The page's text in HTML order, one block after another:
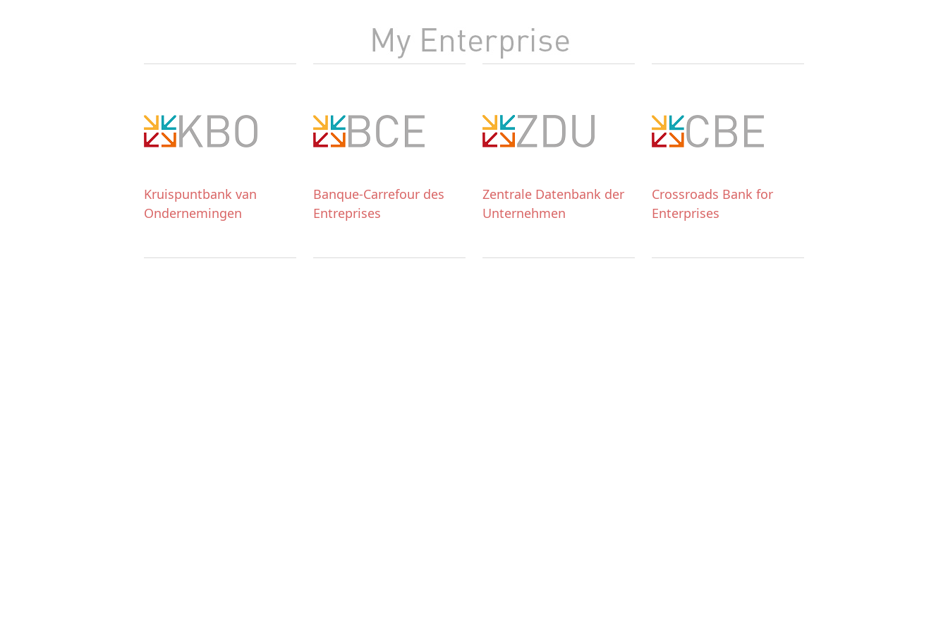
Kruispuntbank van
Ondernemingen
Banque-Carrefour des
Entreprises
Zentrale Datenbank der
Unternehmen
Crossroads Bank for
Enterprises